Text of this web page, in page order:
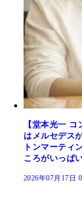
【堂本光一
はメルセデス
トンマーティ
ころがいっぱ
2026年07月17日